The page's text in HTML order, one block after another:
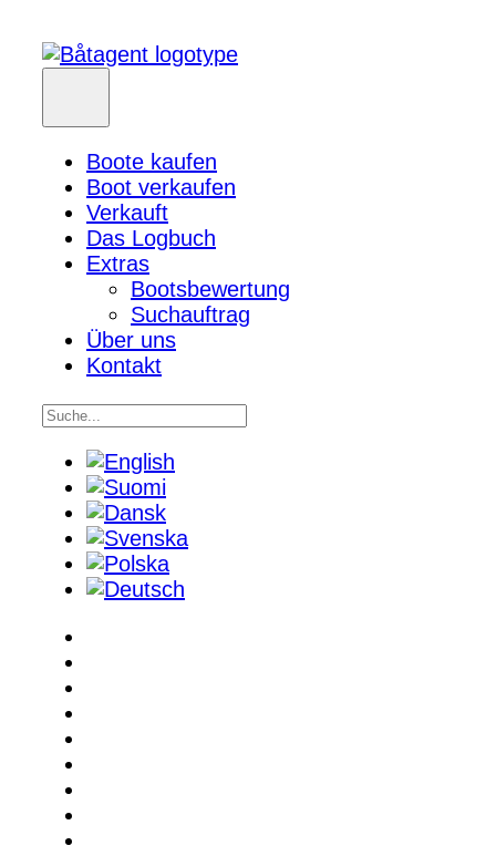
Boote kaufen
Boot verkaufen
Verkauft
Das Logbuch
Extras
Bootsbewertung
Suchauftrag
Über uns
Kontakt